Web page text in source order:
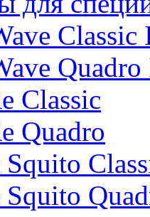
Classic
Quadro
Squito